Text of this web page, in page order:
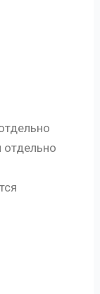
отдельно